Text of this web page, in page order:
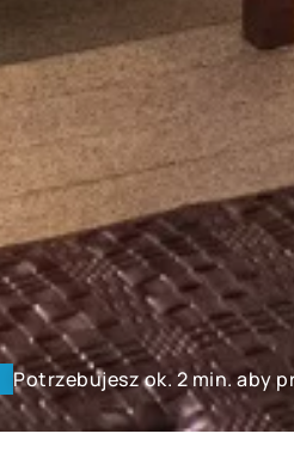
Potrzebujesz ok. 2 min. aby